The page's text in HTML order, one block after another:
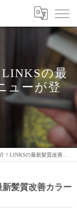
の最
ューが登
最新髪質改善カラーメニューが登場！
髪質改善カラー